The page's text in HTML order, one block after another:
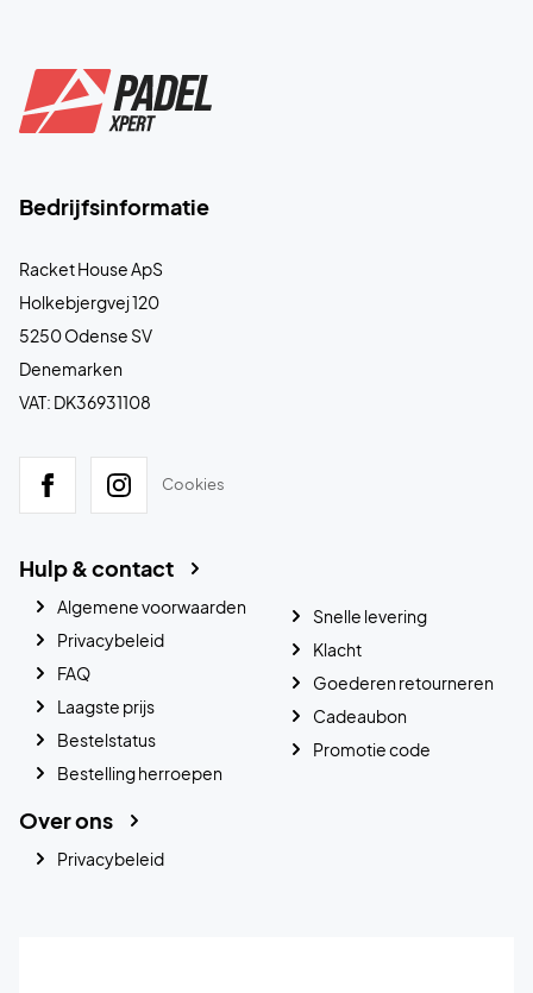
Bedrijfsinformatie
Racket House ApS
Holkebjergvej 120
5250 Odense SV
Denemarken
VAT: DK36931108
Cookies
Hulp & contact
Algemene voorwaarden
Privacybeleid
FAQ
Laagste prijs
Bestelstatus
Bestelling herroepen
Snelle levering
Klacht
Goederen retourneren
Cadeaubon
Promotie code
Over ons
Privacybeleid